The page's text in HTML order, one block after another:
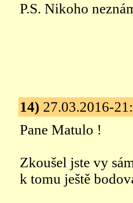
P.S. Nikoho
14) 27.03.2016-
Pane Matulo !
Zkoušel jste vy
k tomu ještě